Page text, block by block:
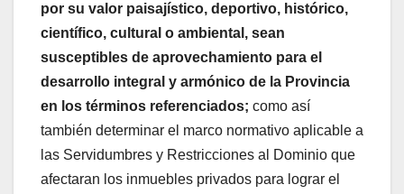
por su valor paisajístico, deportivo, histórico,
científico, cultural o ambiental, sean
susceptibles de aprovechamiento para el
desarrollo integral y armónico de la Provincia
en los términos referenciados; como así
también determinar el marco normativo aplicable a
las Servidumbres y Restricciones al Dominio que
afectaran los inmuebles privados para lograr el